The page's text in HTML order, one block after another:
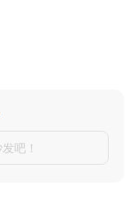
吧！